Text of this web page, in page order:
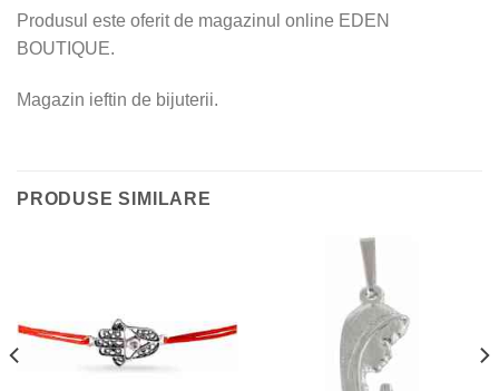
Produsul este oferit de magazinul online EDEN
BOUTIQUE.
Magazin ieftin de bijuterii.
PRODUSE SIMILARE